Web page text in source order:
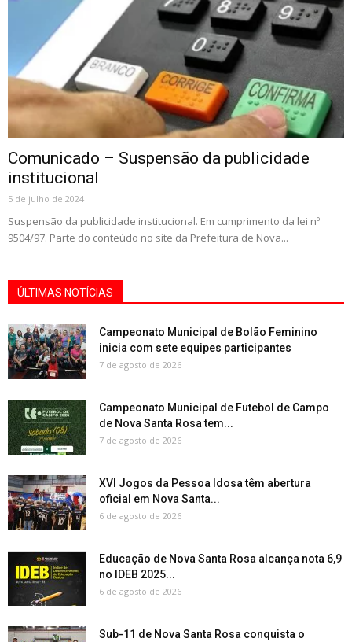
Comunicado – Suspensão da publicidade
institucional
5 de julho de 2024
Suspensão da publicidade institucional. Em cumprimento da lei nº
9504/97. Parte do conteúdo no site da Prefeitura de Nova...
ÚLTIMAS NOTÍCIAS
Campeonato Municipal de Bolão Feminino
inicia com sete equipes participantes
7 de agosto de 2026
Campeonato Municipal de Futebol de Campo
de Nova Santa Rosa tem...
7 de agosto de 2026
XVI Jogos da Pessoa Idosa têm abertura
oficial em Nova Santa...
6 de agosto de 2026
Educação de Nova Santa Rosa alcança nota 6,9
no IDEB 2025...
6 de agosto de 2026
Sub-11 de Nova Santa Rosa conquista o